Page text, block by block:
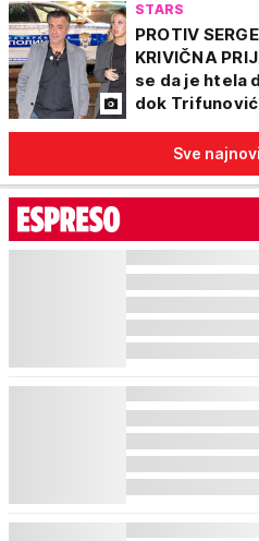
STARS
PROTIV
KRIVIČNA
se da je htela
dok
Sve